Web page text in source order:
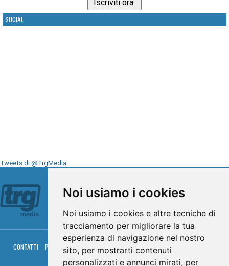
Noi usiamo i cookies
Noi usiamo i cookies e altre tecniche di
tracciamento per migliorare la tua
esperienza di navigazione nel nostro
sito, per mostrarti contenuti
personalizzati e annunci mirati, per
SOCIAL
Tweets di @TrgMedia
CONTATTI PRIVACY COOKIES PALINSESTO DIRETTA TV
RGM HITRADIO